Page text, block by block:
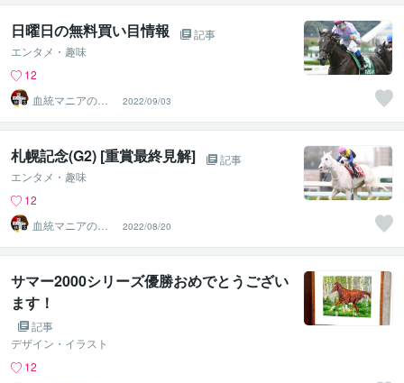
日曜日の無料買い目情報
記事
エンタメ・趣味
12
血統マニアの独
り言
2022/09/03
札幌記念(G2) [重賞最終見解]
記事
エンタメ・趣味
12
血統マニアの独
り言
2022/08/20
サマー2000シリーズ優勝おめでとうござい
ます！
記事
デザイン・イラスト
12